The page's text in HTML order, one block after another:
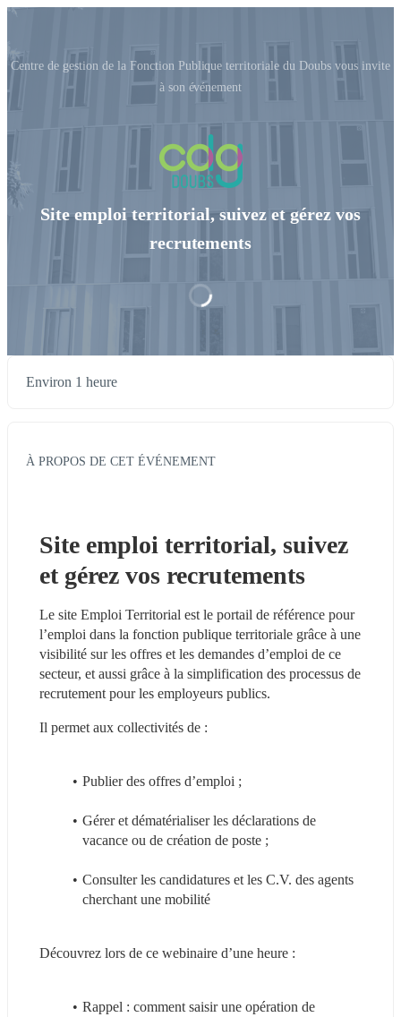
Centre de gestion de la Fonction Publique territoriale du Doubs vous invite
à son événement
Site emploi territorial, suivez et gérez vos
recrutements
Environ 1 heure
À PROPOS DE CET ÉVÉNEMENT
Site emploi territorial, suivez
et gérez vos recrutements
Le site Emploi Territorial est le portail de référence pour
l’emploi dans la fonction publique territoriale grâce à une
visibilité sur les offres et les demandes d’emploi de ce
secteur, et aussi grâce à la simplification des processus de
recrutement pour les employeurs publics.
Il permet aux collectivités de :
Publier des offres d’emploi ;
Gérer et dématérialiser les déclarations de
vacance ou de création de poste ;
Consulter les candidatures et les C.V. des agents
cherchant une mobilité
Découvrez lors de ce webinaire d’une heure :
Rappel : comment saisir une opération de